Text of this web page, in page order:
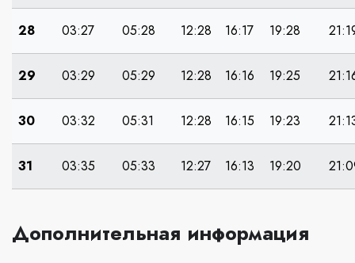
28 03:27 05:28 12:28 16:17 19:28
29 03:29 05:29 12:28 16:16 19:25
30 03:32 05:31 12:28 16:15 19:23
31 03:35 05:33 12:27 16:13 19:20
Дополнительная информация